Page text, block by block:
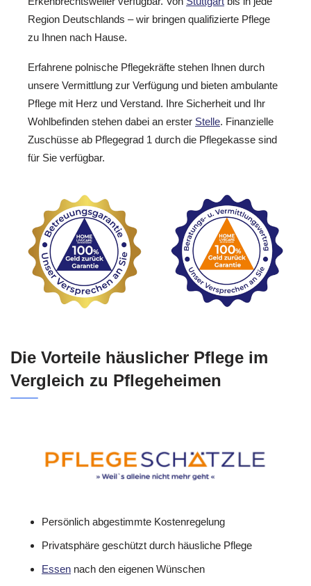
Region Deutschlands – wir bringen qualifizierte Pflege
zu Ihnen nach Hause.
Erfahrene polnische Pflegekräfte stehen Ihnen durch
unsere Vermittlung zur Verfügung und bieten ambulante
Pflege mit Herz und Verstand. Ihre Sicherheit und Ihr
Wohlbefinden stehen dabei an erster Stelle. Finanzielle
Zuschüsse ab Pflegegrad 1 durch die Pflegekasse sind
für Sie verfügbar.
Die Vorteile häuslicher Pflege im
Vergleich zu Pflegeheimen
Persönlich abgestimmte Kostenregelung
Privatsphäre geschützt durch häusliche Pflege
Essen nach den eigenen Wünschen